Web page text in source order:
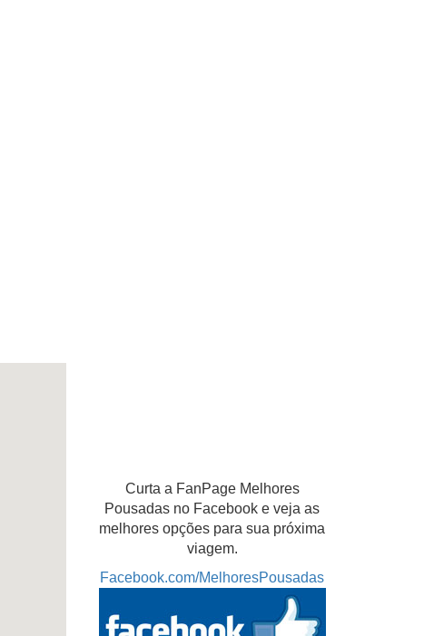
Curta a FanPage Melhores
Pousadas no Facebook e veja as
melhores opções para sua próxima
viagem.
Facebook.com/MelhoresPousadas